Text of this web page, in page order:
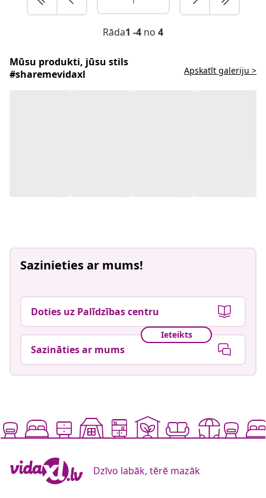
Rāda1 -4 no 4
Mūsu produkti, jūsu stils
#sharemevidaxl
Apskatīt galeriju >
Sazinieties ar mums!
Doties uz Palīdzības centru
Ieteikts
Sazināties ar mums
Dzīvo labāk, tērē mazāk